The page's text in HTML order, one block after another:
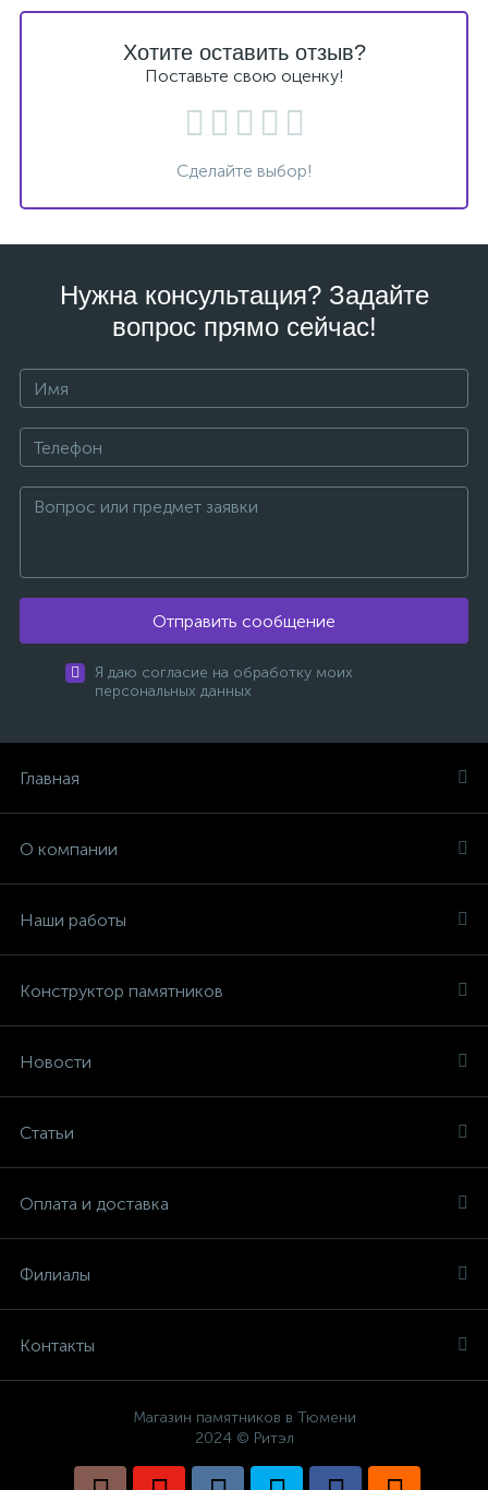
Хотите оставить отзыв?
Поставьте свою оценку!
Сделайте выбор!
Нужна консультация? Задайте
вопрос прямо сейчас!
Отправить сообщение
Я даю согласие на обработку моих
персональных данных
Главная
О компании
Наши работы
Конструктор памятников
Новости
Статьи
Оплата и доставка
Филиалы
Контакты
Магазин памятников в Тюмени
2024 © Ритэл